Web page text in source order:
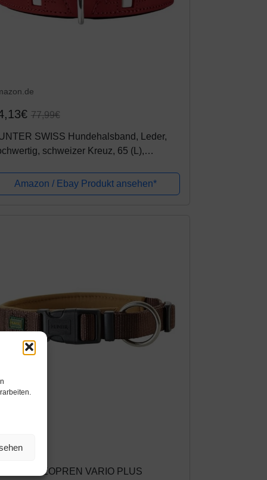
77,99€
SWISS Hundehalsband, Leder,
schweizer Kreuz, 65 (L),
Amazon / Ebay Produkt ansehen*
NEOPREN VARIO PLUS